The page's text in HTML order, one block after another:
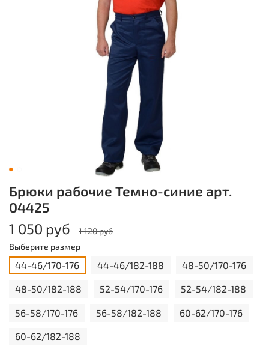
Брюки рабочие Темно-синие арт.
04425
1 050 руб
1 120 руб
Выберите размер
44-46/170-176 44-46/182-188 48-50/170-176
48-50/182-188 52-54/170-176 52-54/182-188
56-58/170-176 56-58/182-188 60-62/170-176
60-62/182-188